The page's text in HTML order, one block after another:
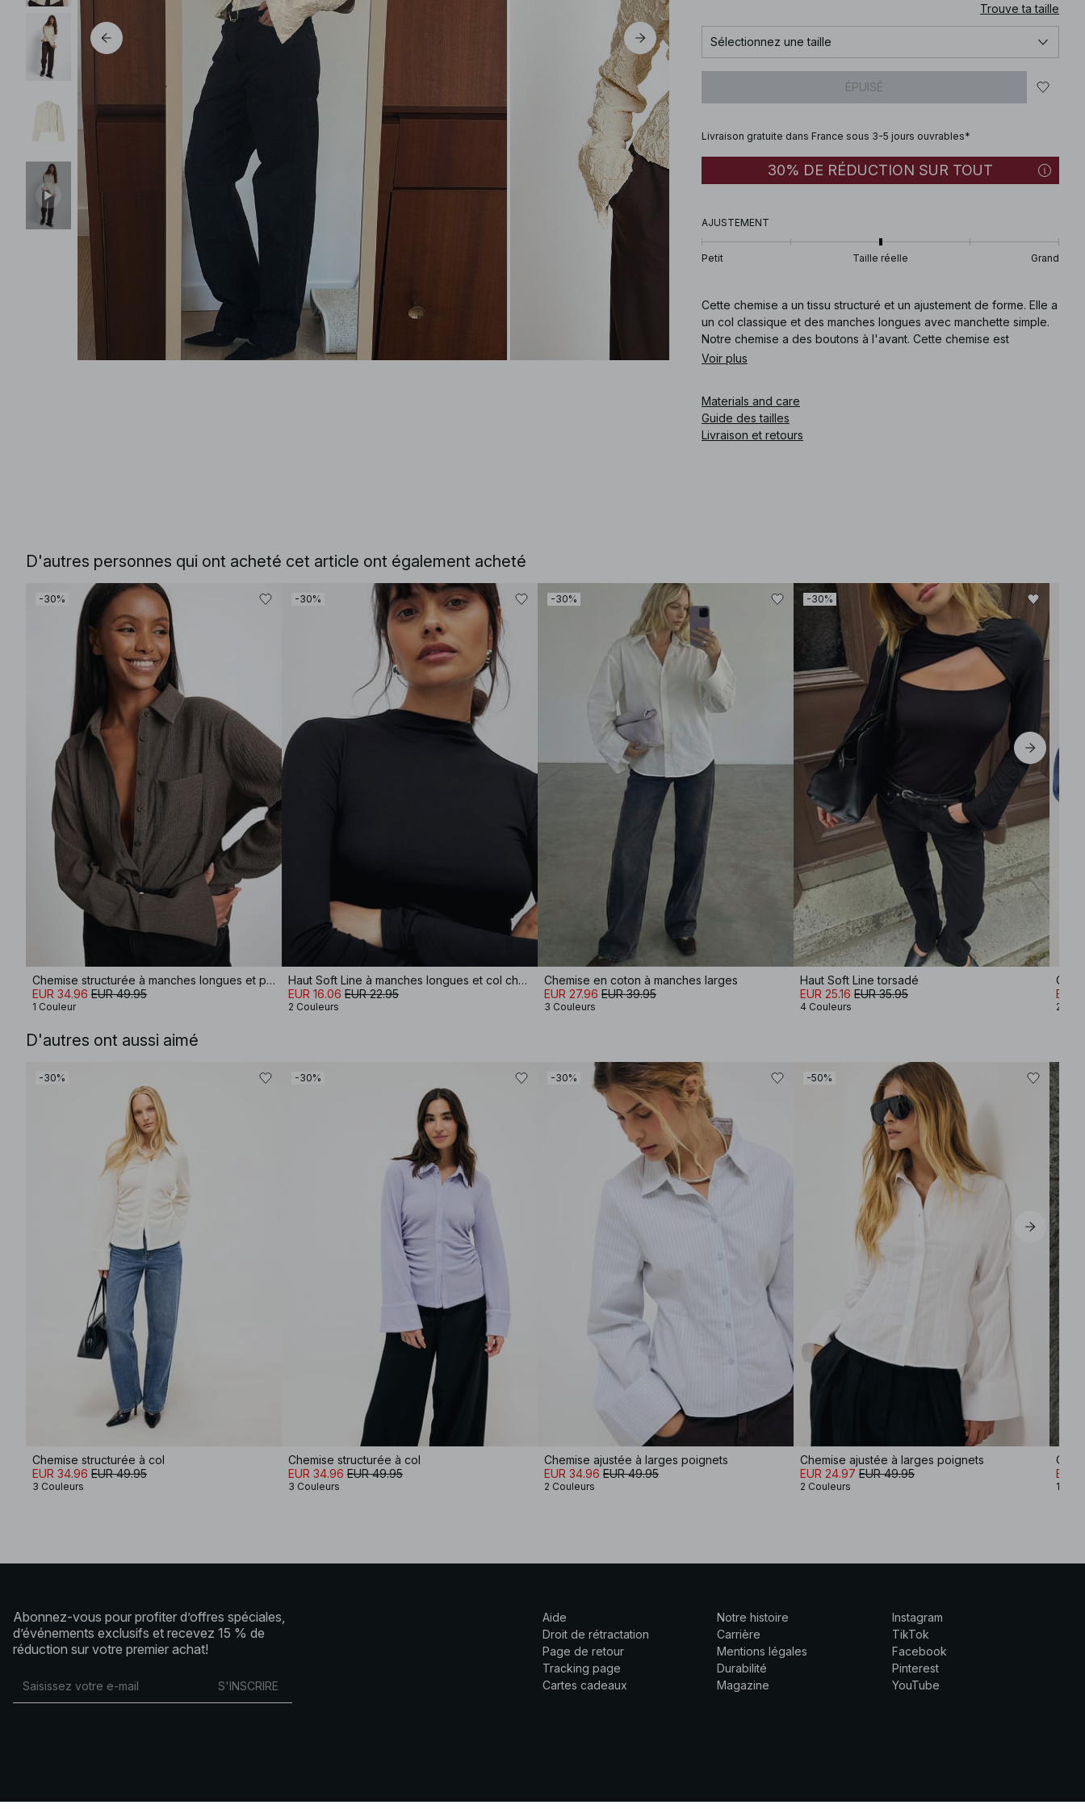
Trouve ta taille
Sélectionnez une taille
ÉPUISÉ
Livraison gratuite dans France sous 3-5 jours ouvrables*
30% DE RÉDUCTION SUR TOUT
AJUSTEMENT
Petit Taille réelle Grand
Cette chemise a un tissu structuré et un ajustement de forme. Elle a
un col classique et des manches longues avec manchette simple.
Notre chemise a des boutons à l'avant. Cette chemise est
disponible en blanc cassé.
Voir plus
Materials and care
Guide des tailles
Livraison et retours
D'autres personnes qui ont acheté cet article ont également acheté
-30%
Chemise structurée à manches longues et poche
EUR 34.96 EUR 49.95
1 Couleur
-30%
Haut Soft Line à manches longues et col cheminée
EUR 16.06 EUR 22.95
2 Couleurs
-30%
Chemise en coton à manches larges
EUR 27.96 EUR 39.95
3 Couleurs
-30%
Haut Soft Line torsadé
EUR 25.16 EUR 35.95
4 Couleurs
EUR
2
D'autres ont aussi aimé
-30%
Chemise structurée à col
EUR 34.96 EUR 49.95
3 Couleurs
-30%
Chemise structurée à col
EUR 34.96 EUR 49.95
3 Couleurs
-30%
Chemise ajustée à larges poignets
EUR 34.96 EUR 49.95
2 Couleurs
-50%
Chemise ajustée à larges poignets
EUR 24.97 EUR 49.95
2 Couleurs
EUR
1
Abonnez-vous pour profiter d’offres spéciales,
d’événements exclusifs et recevez 15 % de
réduction sur votre premier achat!
S'INSCRIRE
Aide
Droit de rétractation
Page de retour
Tracking page
Cartes cadeaux
Notre histoire
Carrière
Mentions légales
Durabilité
Magazine
Instagram
TikTok
Facebook
Pinterest
YouTube